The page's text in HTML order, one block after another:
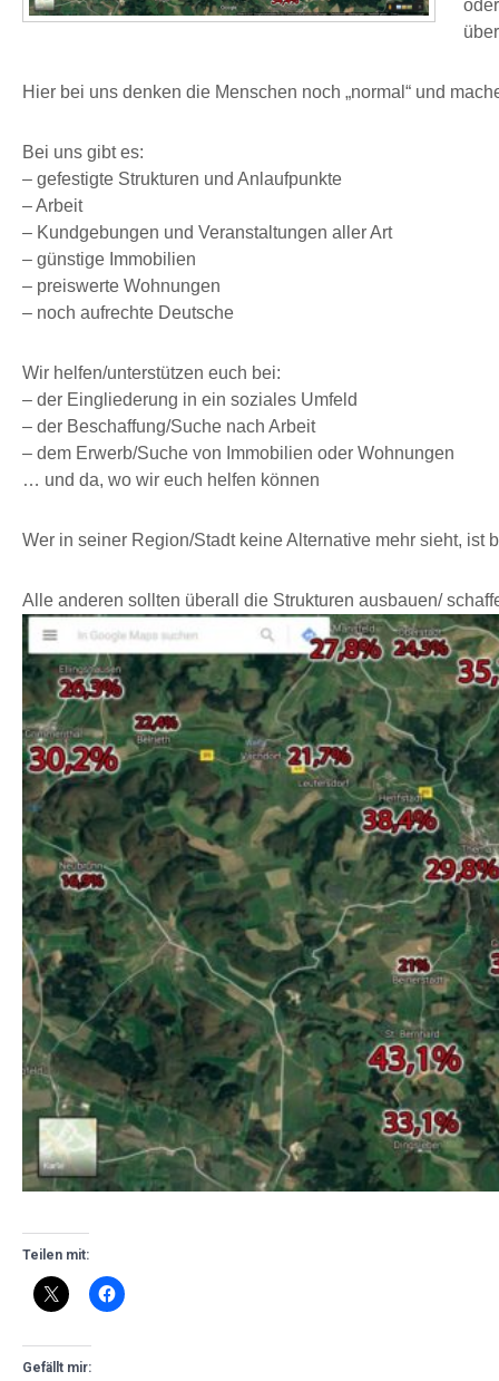
Hier bei uns denken die Menschen noch „normal“ und
Bei uns gibt es:
– gefestigte Strukturen und Anlaufpunkte
– Arbeit
– Kundgebungen und Veranstaltungen aller Art
– günstige Immobilien
– preiswerte Wohnungen
– noch aufrechte Deutsche
Wir helfen/unterstützen euch bei:
– der Eingliederung in ein soziales Umfeld
– der Beschaffung/Suche nach Arbeit
– dem Erwerb/Suche von Immobilien oder Wohnungen
… und da, wo wir euch helfen können
Wer in seiner Region/Stadt keine Alternative mehr sieht, ist
Alle anderen sollten überall die Strukturen ausbauen/
Teilen mit:
Gefällt mir: